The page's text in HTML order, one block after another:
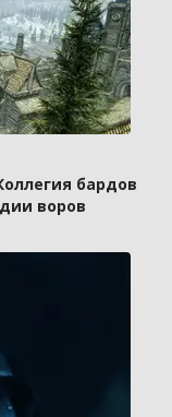
бардов
воров